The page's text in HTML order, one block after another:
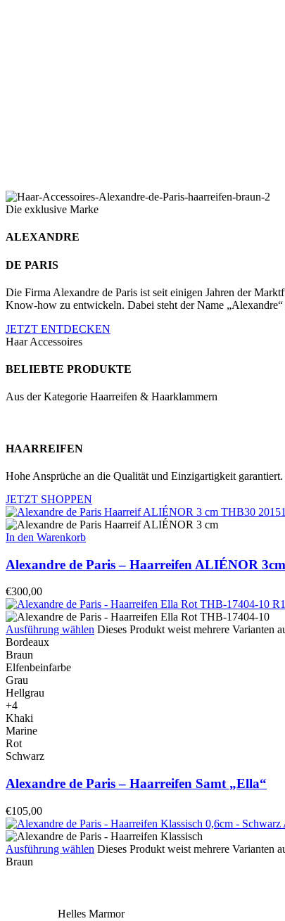
Die exklusive Marke
ALEXANDRE
DE PARIS
Die Firma Alexandre de Paris ist seit einigen Jahren der
Know-how zu entwickeln. Dabei steht der Name
JETZT ENTDECKEN
Haar Accessoires
BELIEBTE PRODUKTE
Aus der Kategorie Haarreifen & Haarklammern
HAARREIFEN
Hohe Ansprüche an die Qualität und Einzigartigkeit garantiert.
JETZT SHOPPEN
In den Warenkorb
Alexandre de Paris – Haarreifen ALIÉNOR 3cm
€300,00
Ausführung wählen Dieses Produkt weist mehrere Varianten
Bordeaux
Braun
Elfenbeinfarbe
Grau
Hellgrau
+4
Khaki
Marine
Rot
Schwarz
Alexandre de Paris – Haarreifen Samt „Ella“
€105,00
Ausführung wählen Dieses Produkt weist mehrere Varianten
Braun
Helles Marmor